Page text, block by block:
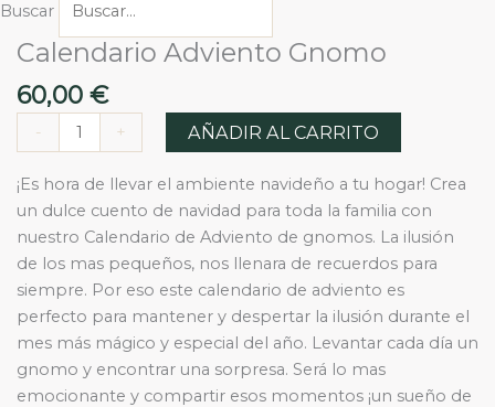
Buscar
Calendario Adviento Gnomo
60,00 €
-
Calendario
Gnomo
cantidad
+ AÑADIR AL CARRITO
¡Es hora de llevar el ambiente navideño a tu hogar! Crea
un dulce cuento de navidad para toda la familia con
nuestro Calendario de Adviento de gnomos. La ilusión
de los mas pequeños, nos llenara de recuerdos para
siempre. Por eso este calendario de adviento es
perfecto para mantener y despertar la ilusión durante el
mes más mágico y especial del año. Levantar cada día un
gnomo y encontrar una sorpresa. Será lo mas
emocionante y compartir esos momentos ¡un sueño de